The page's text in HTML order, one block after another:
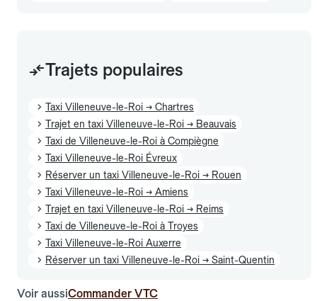
Trajets populaires
Taxi Villeneuve-le-Roi → Chartres
Trajet en taxi Villeneuve-le-Roi → Beauvais
Taxi de Villeneuve-le-Roi à Compiègne
Taxi Villeneuve-le-Roi Évreux
Réserver un taxi Villeneuve-le-Roi → Rouen
Taxi Villeneuve-le-Roi → Amiens
Trajet en taxi Villeneuve-le-Roi → Reims
Taxi de Villeneuve-le-Roi à Troyes
Taxi Villeneuve-le-Roi Auxerre
Réserver un taxi Villeneuve-le-Roi → Saint-Quentin
Voir aussiCommander VTC